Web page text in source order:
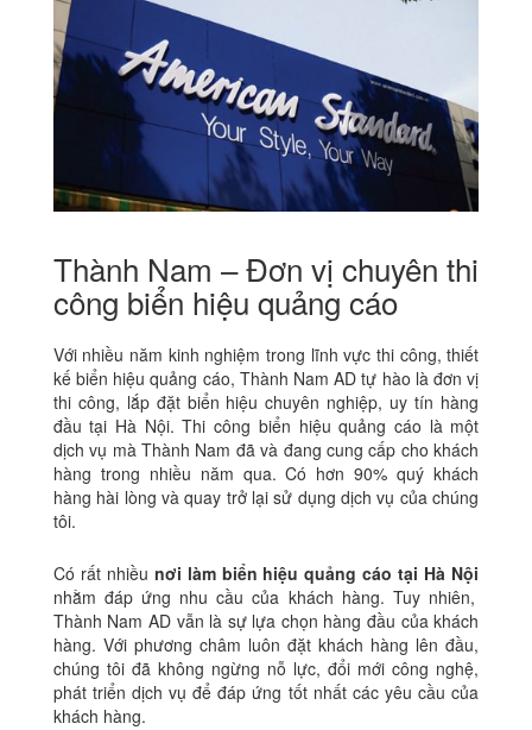
Thành Nam – Đơn vị chuyên thi
công biển hiệu quảng cáo
Với nhiều năm kinh nghiệm trong lĩnh vực thi công, thiết
kế biển hiệu quảng cáo, Thành Nam AD tự hào là đơn vị
thi công, lắp đặt biển hiệu chuyên nghiệp, uy tín hàng
đầu tại Hà Nội.Thi công biển hiệu quảng cáo là một
dịch vụ mà Thành Nam đã và đang cung cấp cho khách
hàng trong nhiều năm qua. Có hơn 90% quý khách
hàng hài lòng và quay trở lại sử dụng dịch vụ của chúng
tôi.
Có rất nhiều nơi làm biển hiệu quảng cáo tại Hà Nội
nhằm đáp ứng nhu cầu của khách hàng. Tuy nhiên,
Thành Nam AD vẫn là sự lựa chọn hàng đầu của khách
hàng. Với phương châm luôn đặt khách hàng lên đầu,
chúng tôi đã không ngừng nỗ lực, đổi mới công nghệ,
phát triển dịch vụ để đáp ứng tốt nhất các yêu cầu của
khách hàng.